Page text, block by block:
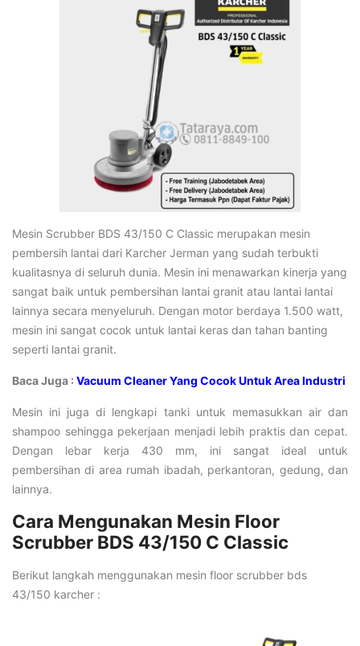
Mesin Scrubber BDS 43/150 C Classic merupakan mesin
pembersih lantai dari Karcher Jerman yang sudah terbukti
kualitasnya di seluruh dunia. Mesin ini menawarkan kinerja yang
sangat baik untuk pembersihan lantai granit atau lantai lantai
lainnya secara menyeluruh. Dengan motor berdaya 1.500 watt,
mesin ini sangat cocok untuk lantai keras dan tahan banting
seperti lantai granit.
Baca Juga : Vacuum Cleaner Yang Cocok Untuk Area Industri
Mesin ini juga di lengkapi tanki untuk memasukkan air dan
shampoo sehingga pekerjaan menjadi lebih praktis dan cepat.
Dengan lebar kerja 430 mm, ini sangat ideal untuk
pembersihan di area rumah ibadah, perkantoran, gedung, dan
lainnya.
Cara Mengunakan Mesin Floor
Scrubber BDS 43/150 C Classic
Berikut langkah menggunakan mesin floor scrubber bds
43/150 karcher :